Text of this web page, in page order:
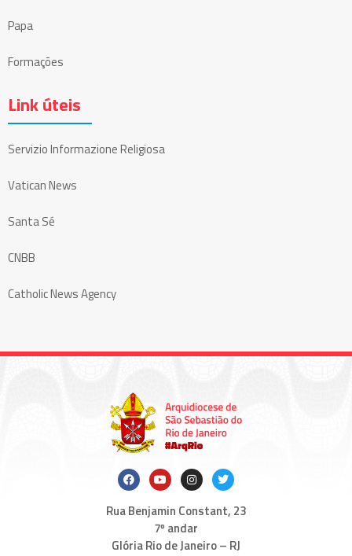
Papa
Formações
Link úteis
Servizio Informazione Religiosa
Vatican News
Santa Sé
CNBB
Catholic News Agency
Rua Benjamin Constant, 23
7º andar
Glória Rio de Janeiro – RJ